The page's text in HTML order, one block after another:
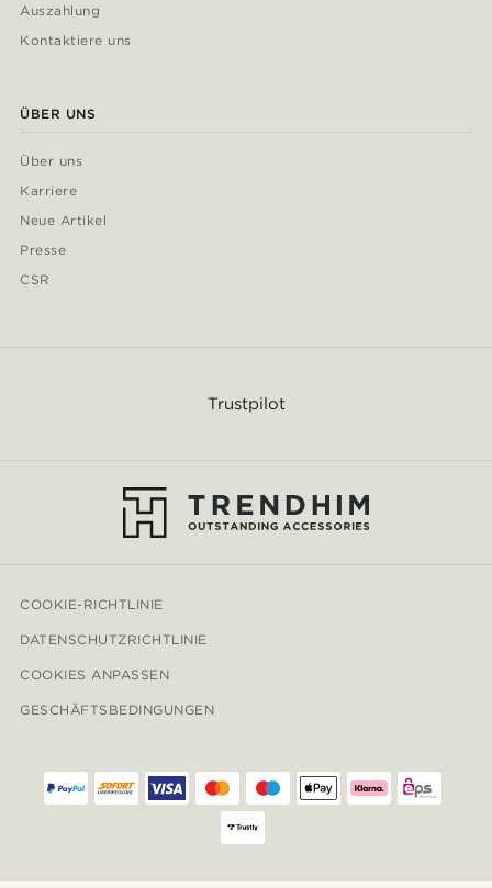
Auszahlung
Kontaktiere uns
ÜBER UNS
Über uns
Karriere
Neue Artikel
Presse
CSR
Trustpilot
COOKIE-RICHTLINIE
DATENSCHUTZRICHTLINIE
COOKIES ANPASSEN
GESCHÄFTSBEDINGUNGEN